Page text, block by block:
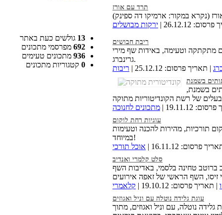
13 גולשים כעת באתר
692 מפרסמי מתכונים
936 מתכונים טעימים
0 קטגוריות מתכונים
תרד עם אורז
26.12.12 | ירקות מבושלים
ריבת חבושים
מתקתקה וטעימה, באידות שף מירי
גרינברג.
| תאריך פרסום: 25.12.12 | ריבות
בשמנת
בשמנת,
19.11.12 | מתכונים לחנוכה
עוגיות רחת לוקום
תורכיות, מהירות להכנה וטעימות
במיוחד!
פרסום: 16.11.12 |
אוכל תורכי
סלט קלמרי ואנדיב
ברוטב טחינה בלסמי, באדיבות השף
| תאריך פרסום: 19.10.12 | קלאמרי
עוגת גלידה נוטלה עם וניל ואגוזים
גלידה נוטלה, עם וניל ואגוזים, מתוך